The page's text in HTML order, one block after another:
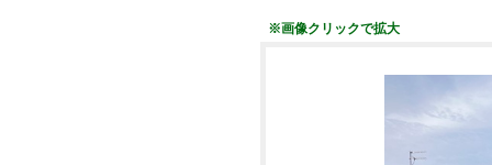
※画像クリックで拡大